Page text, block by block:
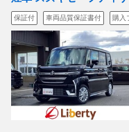
保証付 車両品質保証書付 購入